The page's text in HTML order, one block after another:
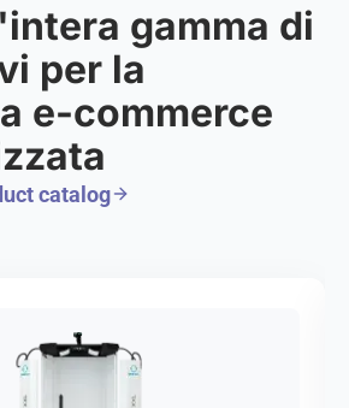
gamma di
per la
e-commerce
catalog